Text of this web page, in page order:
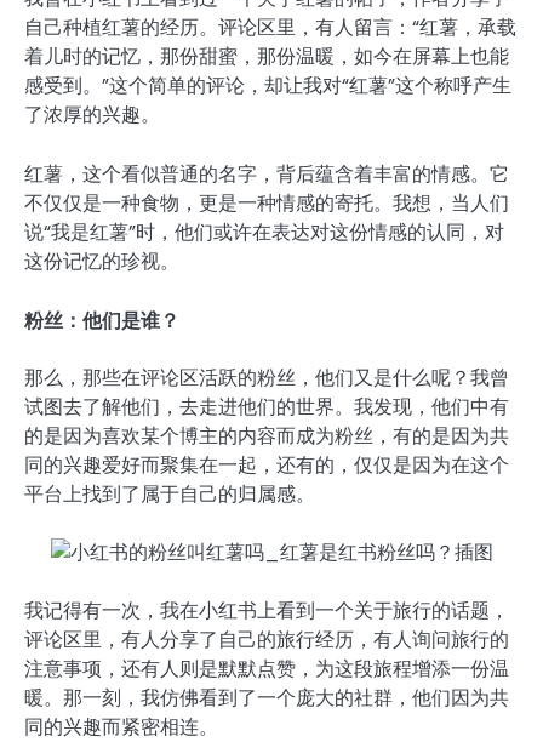
自己种植红薯的经历。评论区里，有人留言：“红薯，承载
着儿时的记忆，那份甜蜜，那份温暖，如今在屏幕上也能
感受到。”这个简单的评论，却让我对“红薯”这个称呼产生
了浓厚的兴趣。
红薯，这个看似普通的名字，背后蕴含着丰富的情感。它
不仅仅是一种食物，更是一种情感的寄托。我想，当人们
说“我是红薯”时，他们或许在表达对这份情感的认同，对
这份记忆的珍视。
粉丝：他们是谁？
那么，那些在评论区活跃的粉丝，他们又是什么呢？我曾
试图去了解他们，去走进他们的世界。我发现，他们中有
的是因为喜欢某个博主的内容而成为粉丝，有的是因为共
同的兴趣爱好而聚集在一起，还有的，仅仅是因为在这个
平台上找到了属于自己的归属感。
我记得有一次，我在小红书上看到一个关于旅行的话题，
评论区里，有人分享了自己的旅行经历，有人询问旅行的
注意事项，还有人则是默默点赞，为这段旅程增添一份温
暖。那一刻，我仿佛看到了一个庞大的社群，他们因为共
同的兴趣而紧密相连。